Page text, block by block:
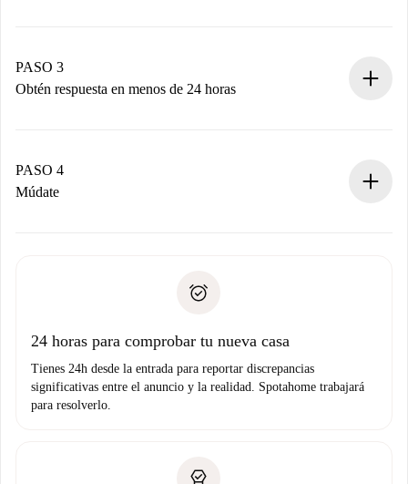
propietario acepte.
PASO 3
Obtén respuesta en menos de 24 horas
contacto con el propietario.
Si es rechazada: No te haremos ningún cargo y te
Prueba de solvencia
PASO 4
Múdate
no nos comunicas ningún problema.
24 horas para comprobar tu nueva casa
Tienes 24h desde la entrada para reportar discrepancias
significativas entre el anuncio y la realidad. Spotahome trabajará
para resolverlo.